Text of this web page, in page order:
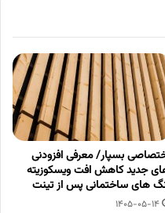
بسپار/ معرفی افزودنی
جدید کاهش افت ویسکوزیته
های ساختمانی پس از تینت
1405-05-14